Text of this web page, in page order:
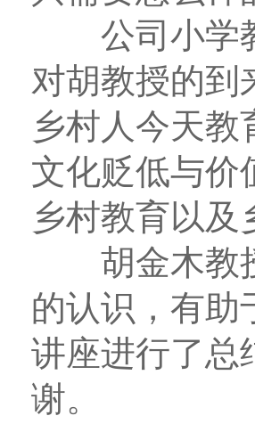
公司小学教
对胡教授的到
乡村人今天
文化贬低与价
乡村教育以
胡金木教授
的认识，有助
讲座进行了总
谢。